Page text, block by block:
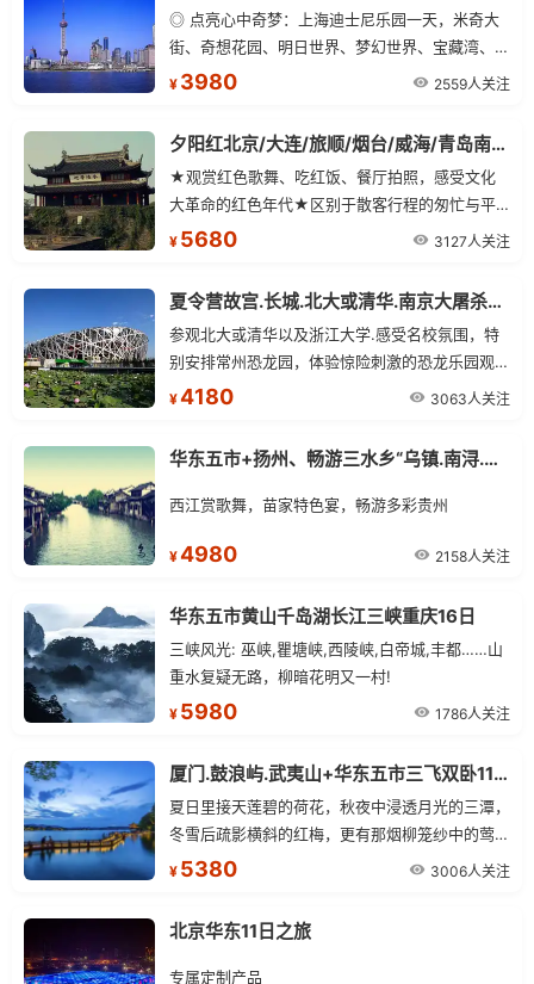
◎ 点亮心中奇梦：上海迪士尼乐园一天，米奇大
街、奇想花园、明日世界、梦幻世界、宝藏湾、探
险岛、迪士尼小镇等。
¥ 3980 2559人关注
夕阳红北京/大连/旅顺/烟台/威海/青岛南京/无锡/苏州/杭州/上海单飞三卧15日
★观赏红色歌舞、吃红饭、餐厅拍照，感受文化
大革命的红色年代★区别于散客行程的匆忙与平
淡、让悠然流淌在山水之间★赠送一晚准四酒店
¥ 5680 3127人关注
夏令营故宫.长城.北大或清华.南京大屠杀纪念馆.常州恐龙乐园单飞10日
参观北大或清华以及浙江大学.感受名校氛围，特
别安排常州恐龙园，体验惊险刺激的恐龙乐园观青
少年爱国主义教育基地——【南京大屠杀纪念馆】
¥4180 3063人关注
华东五市+扬州、畅游三水乡“乌镇.南浔.木渎”+贵阳.黄果树.千户苗寨.天河潭.青岩古镇 单飞双卧12日游
西江赏歌舞，苗家特色宴，畅游多彩贵州
¥4980 2158人关注
华东五市黄山千岛湖长江三峡重庆16日
三峡风光: 巫峡,瞿塘峡,西陵峡,白帝城,丰都……山
重水复疑无路，柳暗花明又一村!
¥ 5980 1786人关注
厦门.鼓浪屿.武夷山+华东五市三飞双卧11日
夏日里接天莲碧的荷花，秋夜中浸透月光的三潭，
冬雪后疏影横斜的红梅，更有那烟柳笼纱中的莺
啼，细雨迷蒙中的楼台——无论你在何时来，都会
¥ 5380 3006人关注
北京华东11日之旅
专属定制产品